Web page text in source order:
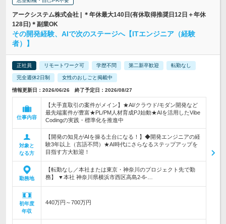
アークシステム株式会社 | ＊年休最大140日(有休取得推奨日12日＋年休
128日)＊副業OK
その開発経験、AIで次のステージへ【ITエンジニア（経験
者）】
正社員 リモートワーク可 学歴不問 第二新卒歓迎 転勤なし
完全週休2日制 女性のおしごと掲載中
情報更新日：2026/06/26 終了予定日：2026/08/27
仕事内容
【大手直取引の案件がメイン】★AI/クラウド/モダン開発など
最先端案件が豊富★PL/PM人材育成PJ始動★AIを活用したVibe
Codingの実践・標準化を推進中
対象と
なる方
【開発の知見がAIを操る土台になる！】◆開発エンジニアの経
験3年以上（言語不問）★AI時代にさらなるステップアップを
目指す方大歓迎！
勤務地
【転勤なし／本社または東京・神奈川のプロジェクト先で勤
務】 ▼本社 神奈川県横浜市西区高島2-6-…
初年度
年収
440万円～700万円